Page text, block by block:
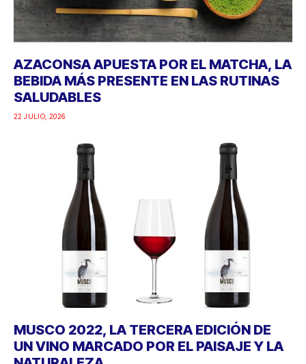
AZACONSA APUESTA POR EL MATCHA, LA
BEBIDA MÁS PRESENTE EN LAS RUTINAS
SALUDABLES
22 JULIO, 2026
MUSCO 2022, LA TERCERA EDICIÓN DE
UN VINO MARCADO POR EL PAISAJE Y LA